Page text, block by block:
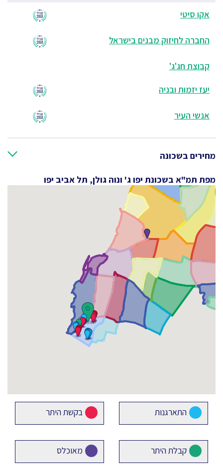
אקו סיטי
החברה לחיזוק מבנים בישראל
קבוצת חג'ג'
יעז יזמות ובניה
אנשי העיר
מחירים בשכונה
מפת תמ"א בשכונת יפו ג' ונוה גולן, תל אביב יפו
התארגנות בקשת היתר
קבלת היתר מאוכלס